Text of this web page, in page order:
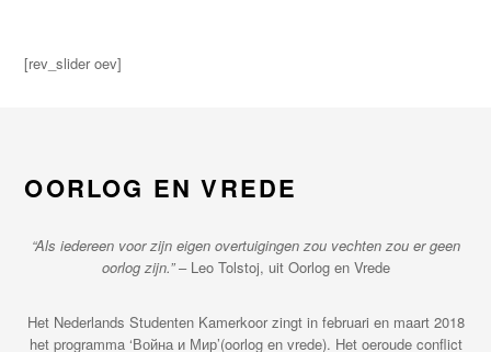
[rev_slider oev]
OORLOG EN VREDE
“Als iedereen voor zijn eigen overtuigingen zou vechten zou er geen
oorlog zijn.”– Leo Tolstoj, uit Oorlog en Vrede
Het Nederlands Studenten Kamerkoor zingt in februari en maart 2018
het programma ‘Война и Мир’(oorlog en vrede). Het oeroude conflict